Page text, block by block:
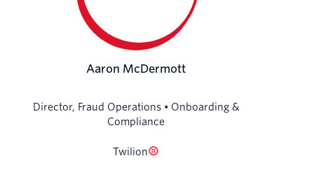
Aaron McDermott
Director, Fraud Operations • Onboarding &
Compliance
Twilion